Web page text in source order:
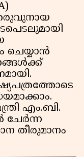
എം.ബി.
ചേർന്ന
തീരുമാനം